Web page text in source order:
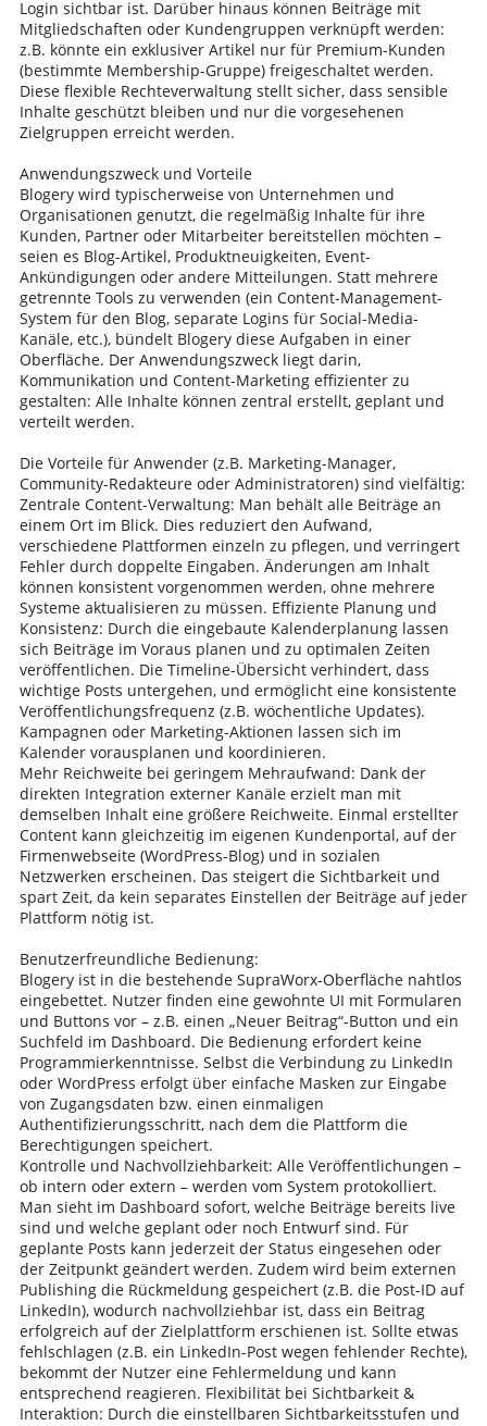
Login sichtbar ist. Darüber hinaus können Beiträge mit
Mitgliedschaften oder Kundengruppen verknüpft werden:
z.B. könnte ein exklusiver Artikel nur für Premium-Kunden
(bestimmte Membership-Gruppe) freigeschaltet werden.
Diese flexible Rechteverwaltung stellt sicher, dass sensible
Inhalte geschützt bleiben und nur die vorgesehenen
Zielgruppen erreicht werden.
Anwendungszweck und Vorteile
Blogery wird typischerweise von Unternehmen und
Organisationen genutzt, die regelmäßig Inhalte für ihre
Kunden, Partner oder Mitarbeiter bereitstellen möchten –
seien es Blog-Artikel, Produktneuigkeiten, Event-
Ankündigungen oder andere Mitteilungen. Statt mehrere
getrennte Tools zu verwenden (ein Content-Management-
System für den Blog, separate Logins für Social-Media-
Kanäle, etc.), bündelt Blogery diese Aufgaben in einer
Oberfläche. Der Anwendungszweck liegt darin,
Kommunikation und Content-Marketing effizienter zu
gestalten: Alle Inhalte können zentral erstellt, geplant und
verteilt werden.
Die Vorteile für Anwender (z.B. Marketing-Manager,
Community-Redakteure oder Administratoren) sind vielfältig:
Zentrale Content-Verwaltung: Man behält alle Beiträge an
einem Ort im Blick. Dies reduziert den Aufwand,
verschiedene Plattformen einzeln zu pflegen, und verringert
Fehler durch doppelte Eingaben. Änderungen am Inhalt
können konsistent vorgenommen werden, ohne mehrere
Systeme aktualisieren zu müssen. Effiziente Planung und
Konsistenz: Durch die eingebaute Kalenderplanung lassen
sich Beiträge im Voraus planen und zu optimalen Zeiten
veröffentlichen. Die Timeline-Übersicht verhindert, dass
wichtige Posts untergehen, und ermöglicht eine konsistente
Veröffentlichungsfrequenz (z.B. wöchentliche Updates).
Kampagnen oder Marketing-Aktionen lassen sich im
Kalender vorausplanen und koordinieren.
Mehr Reichweite bei geringem Mehraufwand: Dank der
direkten Integration externer Kanäle erzielt man mit
demselben Inhalt eine größere Reichweite. Einmal erstellter
Content kann gleichzeitig im eigenen Kundenportal, auf der
Firmenwebseite (WordPress-Blog) und in sozialen
Netzwerken erscheinen. Das steigert die Sichtbarkeit und
spart Zeit, da kein separates Einstellen der Beiträge auf jeder
Plattform nötig ist.
Benutzerfreundliche Bedienung:
Blogery ist in die bestehende SupraWorx-Oberfläche nahtlos
eingebettet. Nutzer finden eine gewohnte UI mit Formularen
und Buttons vor – z.B. einen „Neuer Beitrag“-Button und ein
Suchfeld im Dashboard. Die Bedienung erfordert keine
Programmierkenntnisse. Selbst die Verbindung zu LinkedIn
oder WordPress erfolgt über einfache Masken zur Eingabe
von Zugangsdaten bzw. einen einmaligen
Authentifizierungsschritt, nach dem die Plattform die
Berechtigungen speichert.
Kontrolle und Nachvollziehbarkeit: Alle Veröffentlichungen –
ob intern oder extern – werden vom System protokolliert.
Man sieht im Dashboard sofort, welche Beiträge bereits live
sind und welche geplant oder noch Entwurf sind. Für
geplante Posts kann jederzeit der Status eingesehen oder
der Zeitpunkt geändert werden. Zudem wird beim externen
Publishing die Rückmeldung gespeichert (z.B. die Post-ID auf
LinkedIn), wodurch nachvollziehbar ist, dass ein Beitrag
erfolgreich auf der Zielplattform erschienen ist. Sollte etwas
fehlschlagen (z.B. ein LinkedIn-Post wegen fehlender Rechte),
bekommt der Nutzer eine Fehlermeldung und kann
entsprechend reagieren. Flexibilität bei Sichtbarkeit &
Interaktion: Durch die einstellbaren Sichtbarkeitsstufen und